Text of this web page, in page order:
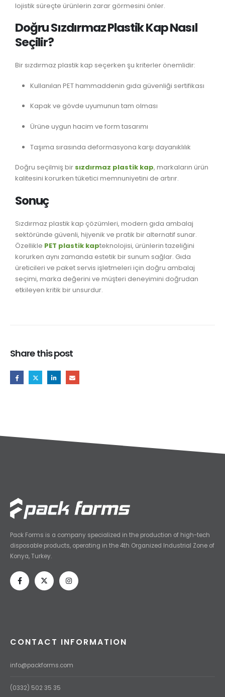
lojistik süreçte ürünlerin zarar görmesini önler.
Doğru Sızdırmaz Plastik Kap Nasıl
Seçilir?
Bir sızdırmaz plastik kap seçerken şu kriterler önemlidir:
Kullanılan PET hammaddenin gıda güvenliği sertifikası
Kapak ve gövde uyumunun tam olması
Ürüne uygun hacim ve form tasarımı
Taşıma sırasında deformasyona karşı dayanıklılık
Doğru seçilmiş bir sızdırmaz plastik kap, markaların ürün
kalitesini korurken tüketici memnuniyetini de artırır.
Sonuç
Sızdırmaz plastik kap çözümleri, modern gıda ambalaj
sektöründe güvenli, hijyenik ve pratik bir alternatif sunar.
Özellikle PET plastik kapteknolojisi, ürünlerin tazeliğini
korurken aynı zamanda estetik bir sunum sağlar. Gıda
üreticileri ve paket servis işletmeleri için doğru ambalaj
seçimi, marka değerini ve müşteri deneyimini doğrudan
etkileyen kritik bir unsurdur.
Share this post
Pack Forms is a company specialized in the production of high-tech
disposable products, operating in the 4th Organized Industrial Zone of
Konya, Turkey.
CONTACT INFORMATION
info@packforms.com
(0332) 502 35 35